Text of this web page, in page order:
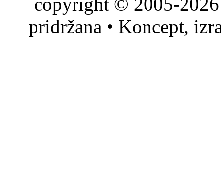
copyright © 2005-
pridržana • Koncept,